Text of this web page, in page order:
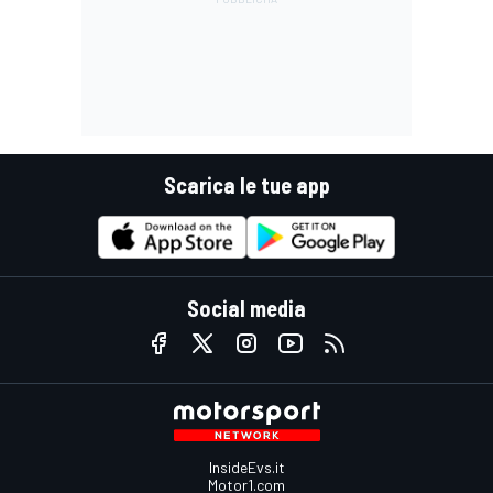
Scarica le tue app
Social media
InsideEvs.it
Motor1.com